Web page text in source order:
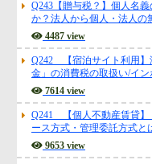
Q243【贈与税？】個人名
か？法人から個人・法人の
4487 view
Q242 【宿泊サイト利用】
金」の消費税の取扱い/イ
7614 view
Q241 【個人不動産賃貸】
ース方式・管理委託方式と
9653 view